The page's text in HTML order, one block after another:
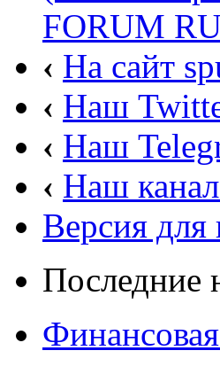
FORUM
‹ На сайт
‹ Наш
‹ Наш
‹ Наш
Версия для
Последние